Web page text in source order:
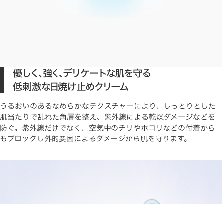
優しく、強く、デリケートな肌を守る
低刺激な日焼け止めクリーム
うるおいのあるなめらかなテクスチャーにより、しっとりとした
肌当たりで乱れた角層を整え、紫外線による乾燥ダメージなどを
防ぐ。紫外線だけでなく、空気中のチリやホコリなどの付着から
もブロックし外的要因によるダメージから肌を守ります。